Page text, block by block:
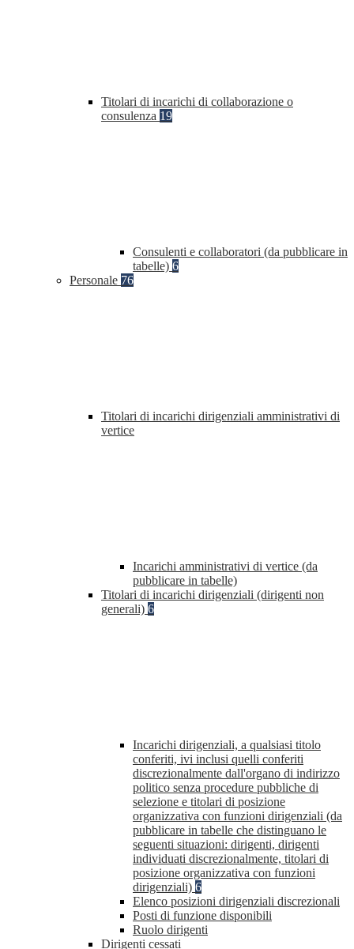
Titolari di incarichi di collaborazione o
consulenza 19
Consulenti e collaboratori (da pubblicare in
tabelle) 6
Personale 76
Titolari di incarichi dirigenziali amministrativi di
vertice
Incarichi amministrativi di vertice (da
pubblicare in tabelle)
Titolari di incarichi dirigenziali (dirigenti non
generali) 6
Incarichi dirigenziali, a qualsiasi titolo
conferiti, ivi inclusi quelli conferiti
discrezionalmente dall'organo di indirizzo
politico senza procedure pubbliche di
selezione e titolari di posizione
organizzativa con funzioni dirigenziali (da
pubblicare in tabelle che distinguano le
seguenti situazioni: dirigenti, dirigenti
individuati discrezionalmente, titolari di
posizione organizzativa con funzioni
dirigenziali) 6
Elenco posizioni dirigenziali discrezionali
Posti di funzione disponibili
Ruolo dirigenti
Dirigenti cessati